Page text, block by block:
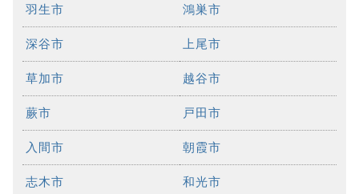
羽生市 鴻巣市
深谷市 上尾市
草加市 越谷市
蕨市 戸田市
入間市 朝霞市
志木市 和光市